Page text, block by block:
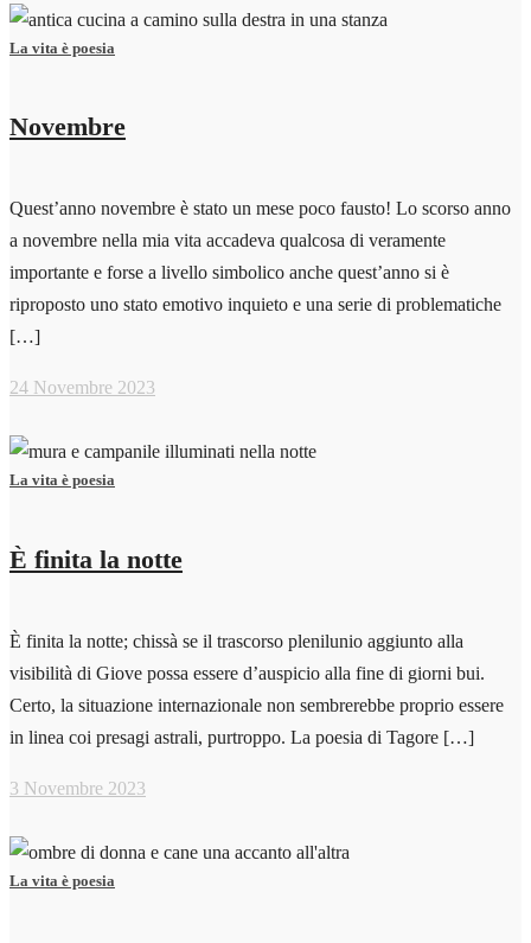
La vita è poesia
Novembre
Quest’anno novembre è stato un mese poco fausto! Lo scorso anno
a novembre nella mia vita accadeva qualcosa di veramente
importante e forse a livello simbolico anche quest’anno si è
riproposto uno stato emotivo inquieto e una serie di problematiche
[…]
24 Novembre 2023
La vita è poesia
È finita la notte
È finita la notte; chissà se il trascorso plenilunio aggiunto alla
visibilità di Giove possa essere d’auspicio alla fine di giorni bui.
Certo, la situazione internazionale non sembrerebbe proprio essere
in linea coi presagi astrali, purtroppo. La poesia di Tagore […]
3 Novembre 2023
La vita è poesia